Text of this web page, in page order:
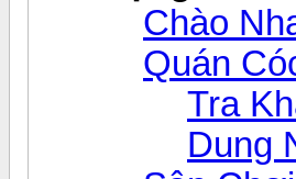
Chào
Quán
Tra
Dung